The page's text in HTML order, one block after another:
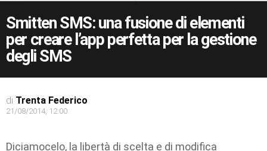
Smitten SMS: una fusione di elementi
per creare l’app perfetta per la gestione
degli SMS
di Trenta Federico
21/08/2014, 12:00
Diciamocelo, la libertà di scelta e di modifica